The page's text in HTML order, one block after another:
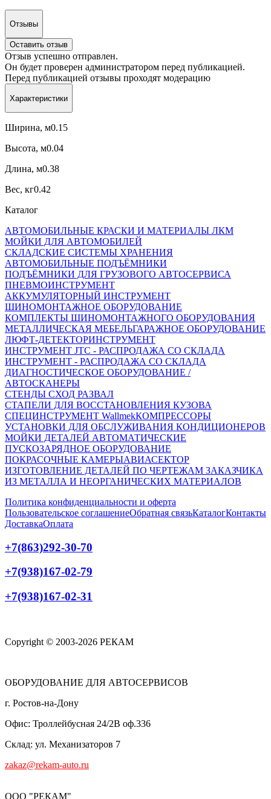
Отзывы
Оставить отзыв
Отзыв успешно отправлен.
Он будет проверен администратором перед публикацией.
Перед публикацией отзывы проходят модерацию
Характеристики
Ширина, м0.15
Высота, м0.04
Длина, м0.38
Вес, кг0.42
Каталог
АВТОМОБИЛЬНЫЕ КРАСКИ И МАТЕРИАЛЫ ЛКМ
МОЙКИ ДЛЯ АВТОМОБИЛЕЙ
СКЛАДСКИЕ СИСТЕМЫ ХРАНЕНИЯ
АВТОМОБИЛЬНЫЕ ПОДЪЁМНИКИ
ПОДЪЁМНИКИ ДЛЯ ГРУЗОВОГО АВТОСЕРВИСА
ПНЕВМОИНСТРУМЕНТ
АККУМУЛЯТОРНЫЙ ИНСТРУМЕНТ
ШИНОМОНТАЖНОЕ ОБОРУДОВАНИЕ
КОМПЛЕКТЫ ШИНОМОНТАЖНОГО ОБОРУДОВАНИЯ
МЕТАЛЛИЧЕСКАЯ МЕБЕЛЬГАРАЖНОЕ ОБОРУДОВАНИЕ
ЛЮФТ-ДЕТЕКТОРИНСТРУМЕНТ
ИНСТРУМЕНТ JTC - РАСПРОДАЖА СО СКЛАДА
ИНСТРУМЕНТ - РАСПРОДАЖА СО СКЛАДА
ДИАГНОСТИЧЕСКОЕ ОБОРУДОВАНИЕ /
АВТОСКАНЕРЫ
СТЕНДЫ СХОД РАЗВАЛ
СТАПЕЛИ ДЛЯ ВОССТАНОВЛЕНИЯ КУЗОВА
СПЕЦИНСТРУМЕНТ WallmekКОМПРЕССОРЫ
УСТАНОВКИ ДЛЯ ОБСЛУЖИВАНИЯ КОНДИЦИОНЕРОВ
МОЙКИ ДЕТАЛЕЙ АВТОМАТИЧЕСКИЕ
ПУСКОЗАРЯДНОЕ ОБОРУДОВАНИЕ
ПОКРАСОЧНЫЕ КАМЕРЫАВИАСЕКТОР
ИЗГОТОВЛЕНИЕ ДЕТАЛЕЙ ПО ЧЕРТЕЖАМ ЗАКАЗЧИКА
ИЗ МЕТАЛЛА И НЕОРГАНИЧЕСКИХ МАТЕРИАЛОВ
Политика конфиденциальности и оферта
Пользовательское соглашениеОбратная связьКаталогКонтакты
ДоставкаОплата
+7(863)292-30-70
+7(938)167-02-79
+7(938)167-02-31
Copyright © 2003-2026 РЕКАМ
ОБОРУДОВАНИЕ ДЛЯ АВТОСЕРВИСОВ
г. Ростов-на-Дону
Офис: Троллейбусная 24/2В оф.336
Склад: ул. Механизаторов 7
zakaz@rekam-auto.ru
ООО "РЕКАМ"